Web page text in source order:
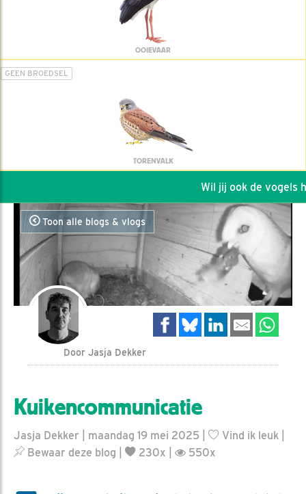
OOIEVAAR
GEEN BROEDSEL
TORENVALK
Wil jij ook de vogels
Toon alle blogs & vlogs
Door Jasja Dekker
Kuikencommunicatie
Jasja Dekker | maandag 19 mei 2025 | Vind ik leuk
Bewaar deze blog
230x | 550x